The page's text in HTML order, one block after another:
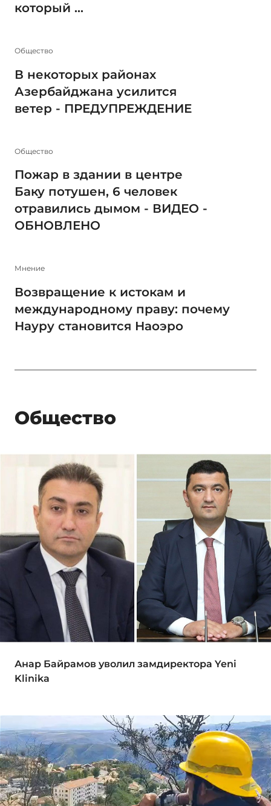
который ...
Общество
В некоторых районах
Азербайджана усилится
ветер - ПРЕДУПРЕЖДЕНИЕ
Общество
Пожар в здании в центре
Баку потушен, 6 человек
отравились дымом - ВИДЕО -
ОБНОВЛЕНО
Мнение
Возвращение к истокам и
международному праву: почему
Науру становится Наоэро
Общество
Анар Байрамов уволил замдиректора Yeni
Klinika